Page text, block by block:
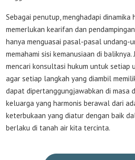
Sebagai penutup, menghadapi dinamika
memerlukan kearifan dan
hanya menguasai pasal-pasal undang-
memahami sisi kemanusiaan di
mencari konsultasi hukum untuk setiap
agar setiap langkah yang diambil
dapat dipertanggungjawabkan di masa
keluarga yang harmonis berawal dari
keterbukaan yang diatur dengan baik
berlaku di tanah air kita tercinta.